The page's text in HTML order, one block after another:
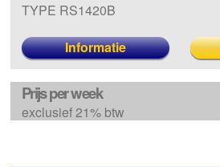
TYPE RS1420B
Informatie
Prijs per week
exclusief 21% btw